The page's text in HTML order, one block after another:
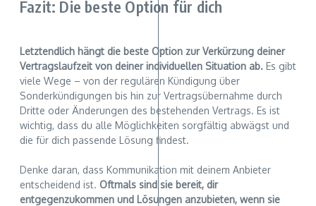
Fazit: Die beste Option für dich
Letztendlich hängt die beste Option zur Verkürzung deiner
Vertragslaufzeit von deiner individuellen Situation ab. Es gibt
viele Wege – von der regulären Kündigung über
Sonderkündigungen bis hin zur Vertragsübernahme durch
Dritte oder Änderungen des bestehenden Vertrags. Es ist
wichtig, dass du alle Möglichkeiten sorgfältig abwägst und
die für dich passende Lösung findest.
Denke daran, dass Kommunikation mit deinem Anbieter
entscheidend ist. Oftmals sind sie bereit, dir
entgegenzukommen und Lösungen anzubieten, wenn sie